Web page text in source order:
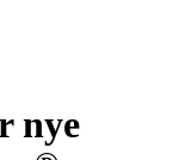
nye